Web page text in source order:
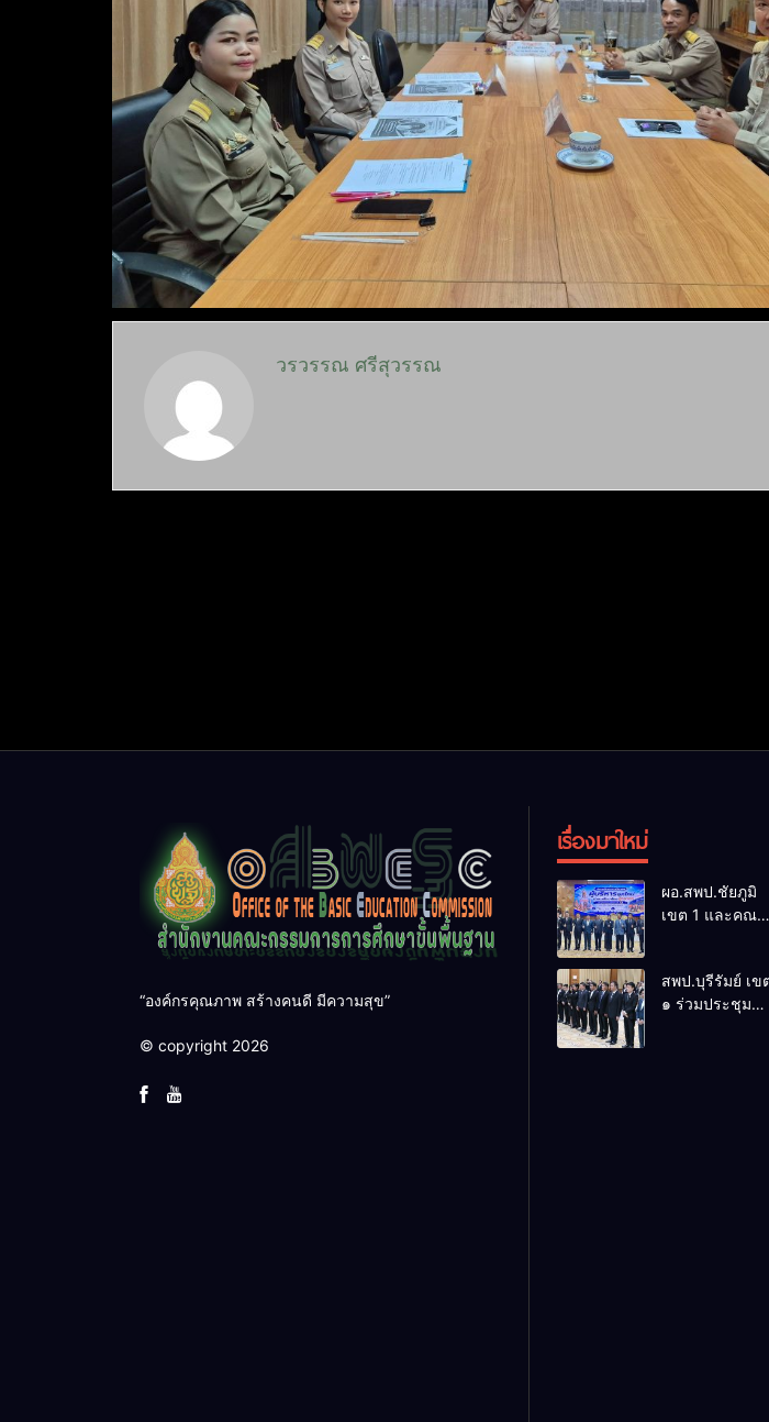
วรวรรณ ศรีสุวรรณ
“องค์กรคุณภาพ สร้างคนดี มีความสุข”
© copyright 2026
เรื่องมาใหม่
ผอ.สพป.ชัยภูมิ
เขต 1 และคณะ
วิชาการ “ผู้
บริหารยุคใหม่นำ
สพป.บุรีรัมย์ เข
๑ ร่วมประชุม